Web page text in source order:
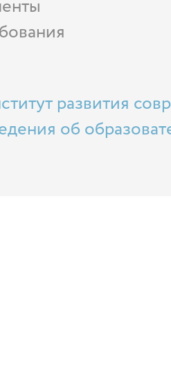
развития
об